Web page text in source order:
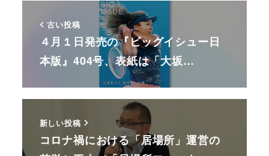
古い投稿
４月１日発売の『ビッグイシュー日
本版』404号、表紙は「大坂…
新しい投稿
コロナ禍における「居場所」運営の